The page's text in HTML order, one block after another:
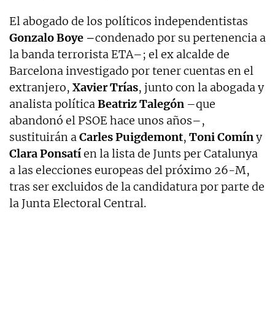
El abogado de los políticos independentistas
Gonzalo Boye –condenado por su pertenencia a
la banda terrorista ETA–; el ex alcalde de
Barcelona investigado por tener cuentas en el
extranjero, Xavier Trías, junto con la abogada y
analista políticaBeatriz Talegón –que
abandonó el PSOE hace unos años–,
sustituirán aCarles Puigdemont, Toni Comíny
Clara Ponsatíen la lista de Junts per Catalunya
a las elecciones europeas del próximo 26-M,
tras ser excluidos de la candidatura por parte de
la Junta Electoral Central.